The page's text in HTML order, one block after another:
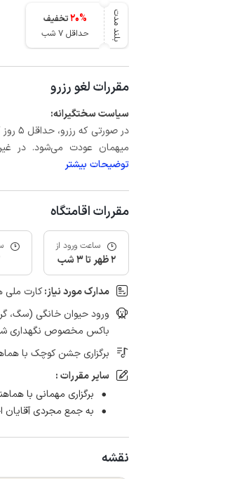
بلند مدت 20%
تخفیف
حداقل 7 شب
مقررات لغو رزرو
سیاست سختگیرانه:
میهمان عودت می‌شود. در غیر اینصورت اجاره
توضیحات بیشتر
مقررات اقامتگاه
ساعت ورود از
2 ظهر تا 3 شب
مدارک مورد نیاز:کارت ملی
ورود حیوان خانگی (سگ،
باکس مخصوص نگهداری
برگزاری جشن کوچک با
سایر مقررات :
برگزاری مهمانی با
به جمع مجردی آقایان
نقشه